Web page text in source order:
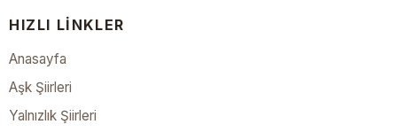
HIZLI LINKLER
Anasayfa
Aşk Şiirleri
Yalnızlık Şiirleri